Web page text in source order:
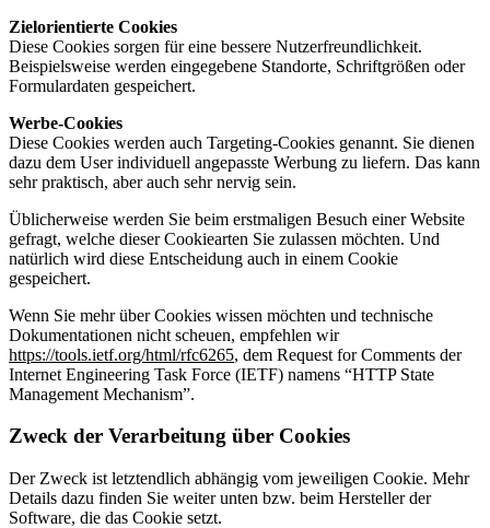
Zielorientierte Cookies
Diese Cookies sorgen für eine bessere Nutzerfreundlichkeit.
Beispielsweise werden eingegebene Standorte, Schriftgrößen oder
Formulardaten gespeichert.
Werbe-Cookies
Diese Cookies werden auch Targeting-Cookies genannt. Sie dienen
dazu dem User individuell angepasste Werbung zu liefern. Das kann
sehr praktisch, aber auch sehr nervig sein.
Üblicherweise werden Sie beim erstmaligen Besuch einer Website
gefragt, welche dieser Cookiearten Sie zulassen möchten. Und
natürlich wird diese Entscheidung auch in einem Cookie
gespeichert.
Wenn Sie mehr über Cookies wissen möchten und technische
Dokumentationen nicht scheuen, empfehlen wir
https://tools.ietf.org/html/rfc6265, dem Request for Comments der
Internet Engineering Task Force (IETF) namens “HTTP State
Management Mechanism”.
Zweck der Verarbeitung über Cookies
Der Zweck ist letztendlich abhängig vom jeweiligen Cookie. Mehr
Details dazu finden Sie weiter unten bzw. beim Hersteller der
Software, die das Cookie setzt.